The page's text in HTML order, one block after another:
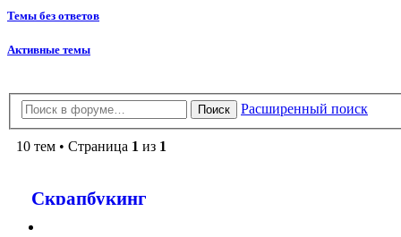
Темы без ответов
Активные темы
Поиск Расширенный поиск
10 тем • Страница 1 из 1
Скрапбукинг